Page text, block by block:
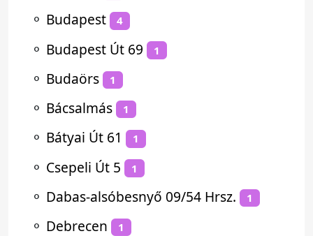
⚬ Budapest 4
⚬ Budapest Út 69 1
⚬ Budaörs 1
⚬ Bácsalmás 1
⚬ Bátyai Út 61 1
⚬ Csepeli Út 5 1
⚬ Dabas-alsóbesnyő 09/54 Hrsz. 1
⚬ Debrecen 1